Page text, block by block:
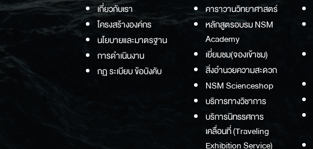
เกี่ยวกับเรา
โครงสร้างองค์กร
นโยบายและมาตรฐาน
การดำเนินงาน
กฏ ระเบียบ ข้อบังคับ
คาราวานวิทยาศาสตร์
หลักสูตรอบรม NSM
Academy
เยี่ยมชม(จองเข้าชม)
สิ่งอำนวยความสะดวก
NSM Scienceshop
บริการทางวิชาการ
บริการนิทรรศการ
เคลื่อนที่ (Traveling
Exhibition Service)